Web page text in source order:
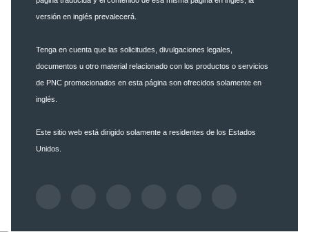
versión en inglés prevalecerá.
Tenga en cuenta que las solicitudes, divulgaciones legales,
documentos u otro material relacionado con los productos o servicios
de PNC promocionados en esta página son ofrecidos solamente en
inglés.
Este sitio web está dirigido solamente a residentes de los Estados
Unidos.